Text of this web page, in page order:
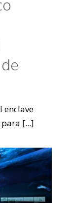
enclave
[...]